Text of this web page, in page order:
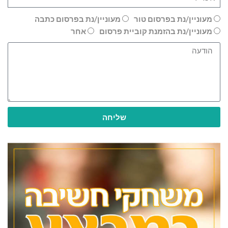
מעוניין/נת בפרסום טור
מעוניין/נת בפרסום כתבה
מעוניין/נת בהזמנת קוביית פרסום
אחר
שליחה